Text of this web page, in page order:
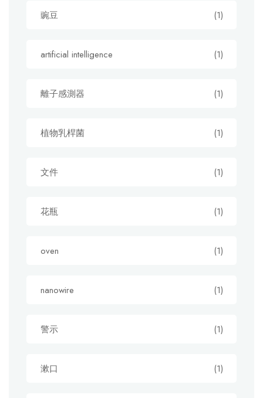
豌豆 (1)
artificial intelligence (1)
離子感測器 (1)
植物乳桿菌 (1)
文件 (1)
花瓶 (1)
oven (1)
nanowire (1)
警示 (1)
漱口 (1)